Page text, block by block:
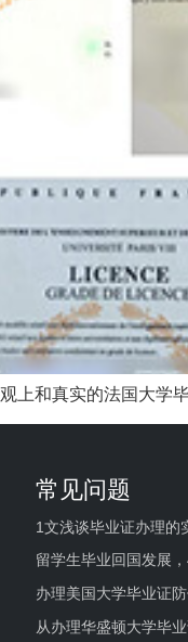
上和真实的法国大学
常见问题
1文浅谈毕业证办理的
留学生毕业回国发展
办理美国大学毕业证
从办理华盛顿大学毕